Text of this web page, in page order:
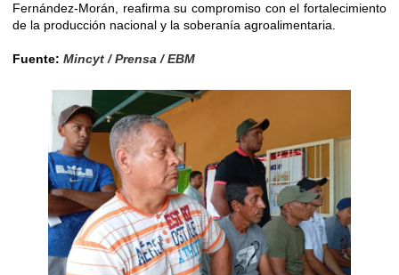
Fernández-Morán, reafirma su compromiso con el fortalecimiento
de la producción nacional y la soberanía agroalimentaria.
Fuente: Mincyt / Prensa / EBM